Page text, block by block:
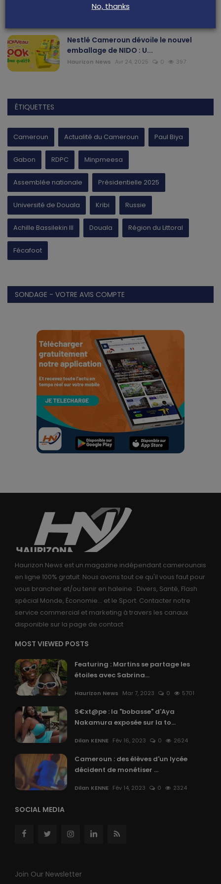
No, thanks
Nestlé Cameroun dévoile le nouvel
emballage de NIDO : U...
Haurizon News Avr 24, 2025 0 397
ÉTIQUETTES
Cameroun Actualité du Cameroun Paul Biya
Gabon RDPC Minpmeesa
Assemblée nationale Présidentielle 2025
Université de Douala Kribi Russie
Achille Bassilekin III Douala Région du Littoral
Fécafoot
SONDAGE - VOTRE AVIS COMPTE
Haurizon News est un magazine indépendant camerounais
en ligne 100% gratuit. Nous avons tout ce qu'il vous faut pour
vous brancher et/ou tenir en haleine : Divers, Santé, Flash
spécial Monde, Économie... et le Sport. Contacter notre
service commercial et marketing à travers les canaux
disponible sur la page de contact
MOST VIEWED POSTS
Featuring : Martins se partage les
étoiles avec Sabrina...
Haurizon News Mar 7, 2023 0 5701
S€xt@pe : la "bobasse" d'Aya
Nakamura exposée sur la to...
Dilan KENNE Fév 16, 2023 0 2624
Cameroun : des élèves d'un lycée
décident de monétiser ...
Dilan KENNE Fév 14, 2023 0 2324
SOCIAL MEDIA
Join Our Newsletter